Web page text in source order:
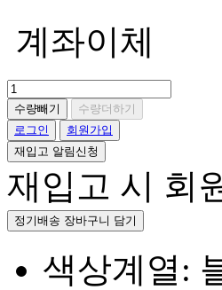
계좌이체
수량빼기
수량더하기
로그인
회원가입
재입고 알림신청
재입고 시 회
정기배송 장바구니 담기
색상계열: